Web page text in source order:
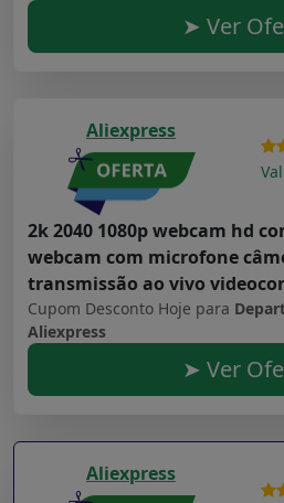
➤ Ver
Aliexpress
2k 2040 1080p webcam hd
webcam com microfone
transmissão ao vivo
Cupom Desconto Hoje para
Aliexpress
➤ Ver
Aliexpress